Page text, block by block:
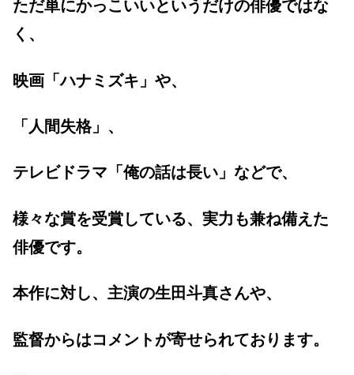
ただ単にかっこいいというだけの俳優ではな
く、
映画「ハナミズキ」や、
「人間失格」、
テレビドラマ「俺の話は長い」などで、
様々な賞を受賞している、実力も兼ね備えた
俳優です。
本作に対し、主演の生田斗真さんや、
監督からはコメントが寄せられております。